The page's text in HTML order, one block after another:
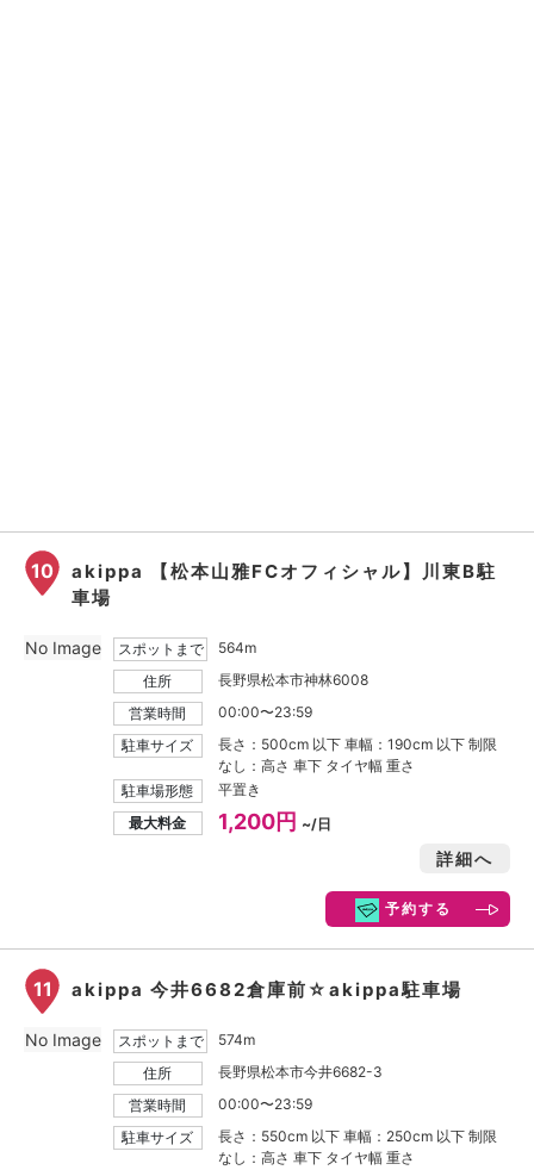
10
akippa 【松本山雅FCオフィシャル】川東B駐
車場
スポットまで
564m
住所
長野県松本市神林6008
営業時間
00:00〜23:59
駐車サイズ
長さ：500cm 以下 車幅：190cm 以下 制限
なし：高さ 車下 タイヤ幅 重さ
駐車場形態
平置き
最大料金
1,200円 ~/日
詳細へ
予約する
No Image
11 akippa 今井6682倉庫前☆akippa駐車場
スポットまで
574m
住所
長野県松本市今井6682-3
営業時間
00:00〜23:59
駐車サイズ
長さ：550cm 以下 車幅：250cm 以下 制限
なし：高さ 車下 タイヤ幅 重さ
No Image